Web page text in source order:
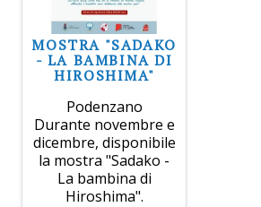
MOSTRA "SADAKO
- LA BAMBINA DI
HIROSHIMA"
Podenzano
Durante novembre e
dicembre, disponibile
la mostra "Sadako -
La bambina di
Hiroshima".